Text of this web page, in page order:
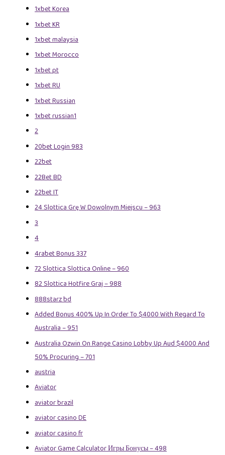
1xbet Korea
1xbet KR
1xbet malaysia
1xbet Morocco
1xbet pt
1xbet RU
1xbet Russian
1xbet russian1
2
20bet Login 983
22bet
22Bet BD
22bet IT
24 Slottica Grę W Dowolnym Miejscu – 963
3
4
4rabet Bonus 337
72 Slottica Slottica Online – 960
82 Slottica Hotfire Graj – 988
888starz bd
Added Bonus 400% Up In Order To $4000 With Regard To
Australia – 951
Australia Ozwin On Range Casino Lobby Up Aud $4000 And
50% Procuring – 701
austria
Aviator
aviator brazil
aviator casino DE
aviator casino fr
Aviator Game Calculator Игры Бонусы – 498